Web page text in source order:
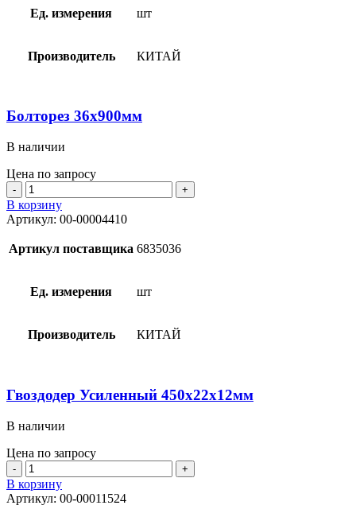
Ед. измерения шт
Производитель КИТАЙ
Болторез 36х900мм
В наличии
Цена по запросу
Количество
товара
Болторез
36х900мм
В корзину
Артикул: 00-00004410
Артикул поставщика 6835036
Ед. измерения шт
Производитель КИТАЙ
Гвоздодер Усиленный 450х22х12мм
В наличии
Цена по запросу
Количество
товара
Гвоздодер
Усиленный
В корзину
Артикул: 00-00011524